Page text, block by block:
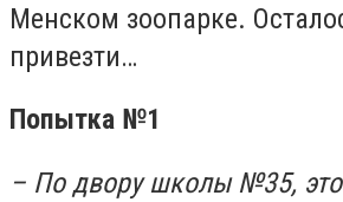
Менском зоопарке.
привезти…
Попытка №1
– По двору школы №35,